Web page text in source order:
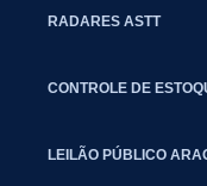
RADARES ASTT
CONTROLE DE
LEILÃO PÚBLICO